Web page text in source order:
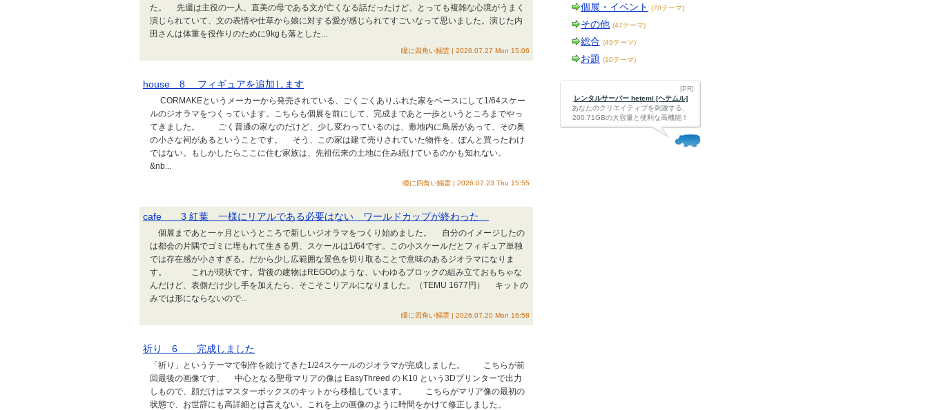
た。 先週は主役の一人、直美の母である文が亡くなる話だったけど、とっても複雑な心境がうまく
演じられていて、文の表情や仕草から娘に対する愛が感じられてすごいなって思いました。演じた内
田さんは体重を役作りのために9kgも落とした...
瞳に四角い鰯雲 | 2026.07.27 Mon 15:06
house 8 フィギュアを追加します
CORMAKEというメーカーから発売されている、ごくごくありふれた家をベースにして1/64スケー
ルのジオラマをつくっています。こちらも個展を前にして、完成まであと一歩というところまでやっ
てきました。 ごく普通の家なのだけど、少し変わっているのは、敷地内に鳥居があって、その奥
の小さな祠があるということです。 そう、この家は建て売りされていた物件を、ぽんと買ったわけ
ではない。もしかしたらここに住む家族は、先祖伝来の土地に住み続けているのかも知れない。
&nb...
瞳に四角い鰯雲 | 2026.07.23 Thu 15:55
cafe 3 紅葉 一様にリアルである必要はない ワールドカップが終わった
個展まであと一ヶ月というところで新しいジオラマをつくり始めました。 自分のイメージしたの
は都会の片隅でゴミに埋もれて生きる男、スケールは1/64です。この小スケールだとフィギュア単独
では存在感が小さすぎる。だから少し広範囲な景色を切り取ることで意味のあるジオラマになりま
す。 これが現状です。背後の建物はREGOのような、いわゆるブロックの組み立ておもちゃな
んだけど、表側だけ少し手を加えたら、そこそこリアルになりました。（TEMU 1677円） キットの
みでは形にならないので...
瞳に四角い鰯雲 | 2026.07.20 Mon 16:58
祈り 6 完成しました
「祈り」というテーマで制作を続けてきた1/24スケールのジオラマが完成しました。 こちらが前
回最後の画像です、 中心となる聖母マリアの像は EasyThreed の K10 という3Dプリンターで出力
しもので、顔だけはマスターボックスのキットから移植しています。 こちらがマリア像の最初の
状態で、お世辞にも高詳細とは言えない。これを上の画像のように時間をかけて修正しました。
個展・イベント (70テーマ)
その他 (47テーマ)
総合 (49テーマ)
お題 (10テーマ)
[PR]
レンタルサーバー heteml [ヘテムル]
あなたのクリエイティブを刺激する、
200.71GBの大容量と便利な高機能！